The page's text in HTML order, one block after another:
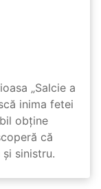
„Salcie a
inima fetei
obține
că
sinistru.